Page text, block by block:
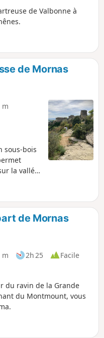
de Valbonne à
de Mornas
m
sous-bois
la vallée
de Mornas
m 2h 25
Facile
du ravin de la Grande
du Montmount, vous